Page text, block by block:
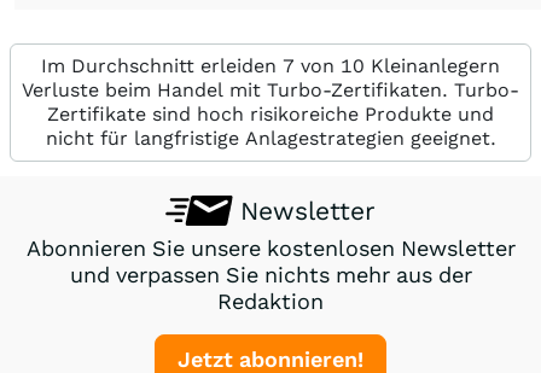
Im Durchschnitt erleiden 7 von 10 Kleinanlegern
Verluste beim Handel mit Turbo-Zertifikaten. Turbo-
Zertifikate sind hoch risikoreiche Produkte und
nicht für langfristige Anlagestrategien geeignet.
Newsletter
Abonnieren Sie unsere kostenlosen Newsletter
und verpassen Sie nichts mehr aus der
Redaktion
Jetzt abonnieren!